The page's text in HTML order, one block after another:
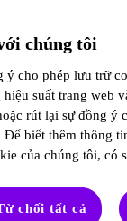
chúng tôi
ý cho phép lưu trữ
suất trang web
rút lại sự đồng ý
biết thêm thông
của chúng tôi, có
chối tất cả